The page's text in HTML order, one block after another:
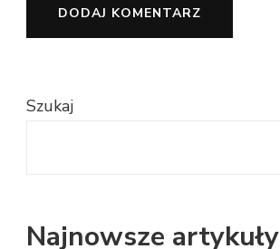
Szukaj
Najnowsze artykuły